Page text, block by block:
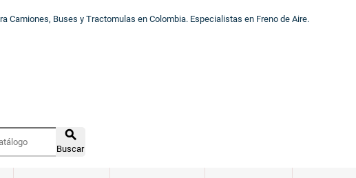
Camiones, Buses y Tractomulas en Colombia. Especialistas en Freno de Aire.

Buscar